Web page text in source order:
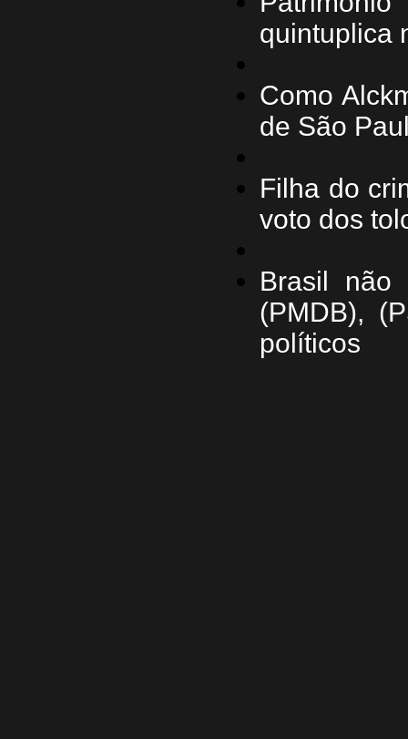
quintuplica
Como
de São
Filha do
voto dos
Brasil não
(PMDB),
políticos